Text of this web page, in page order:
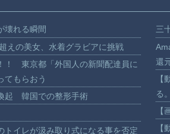
壊れる瞬間
えの美女、水着グラビアに挑戦
東京都「外国人の新聞配達員に
てもらおう
起 韓国での整形手術
トイレが汲み取り式になる事を否定
三
還
る。